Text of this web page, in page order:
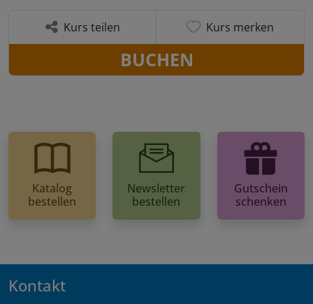
Kurs teilen Kurs merken
BUCHEN
Katalog
bestellen
Newsletter
bestellen
Gutschein
schenken
Kontakt